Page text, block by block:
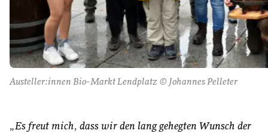
Austeller:innen Bio-Markt Lendplatz © Johannes Pelleter
„Es freut mich, dass wir den lang gehegten Wunsch der